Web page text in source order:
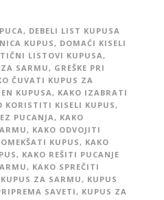
, DEBELI LIST KUPUSA
KUPUS, DOMAĆI KISELI
LISTOVI KUPUSA,
SARMU, GREŠKE PRI
ČUVATI KUPUS ZA
KUPUSA, KAKO IZABRATI
KORISTITI KISELI KUPUS,
PUCANJA, KAKO
, KAKO ODVOJITI
KUPUS, KAKO
, KAKO REŠITI PUCANJE
, KAKO SPREČITI
ZA SARMU, KUPUS
SAVETI, KUPUS ZA